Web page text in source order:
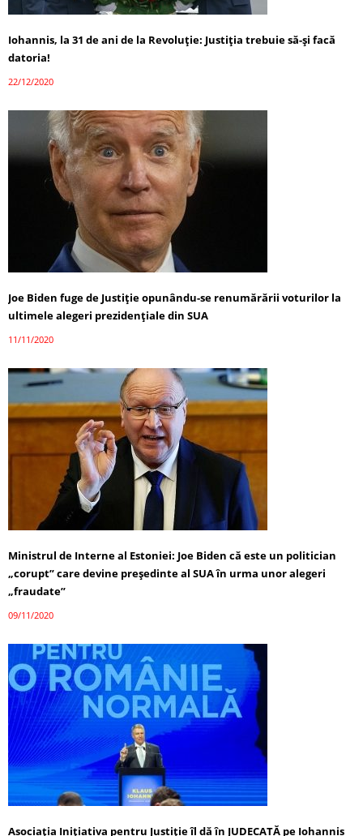
Iohannis, la 31 de ani de la Revoluție: Justiția trebuie să-și facă
datoria!
22/12/2020
Joe Biden fuge de Justiție opunându-se renumărării voturilor la
ultimele alegeri prezidențiale din SUA
11/11/2020
Ministrul de Interne al Estoniei: Joe Biden că este un politician
„corupt” care devine preşedinte al SUA în urma unor alegeri
„fraudate”
09/11/2020
Asociaţia Iniţiativa pentru Justiţie îl dă în JUDECATĂ pe Iohannis